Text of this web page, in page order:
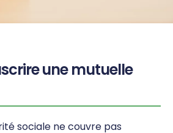
une mutuelle
sociale ne couvre pas